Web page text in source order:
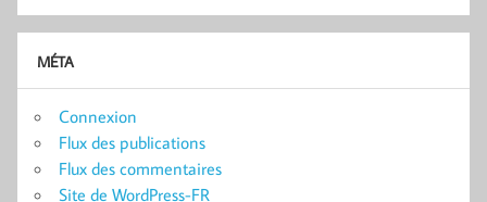
MÉTA
Connexion
Flux des publications
Flux des commentaires
Site de WordPress-FR